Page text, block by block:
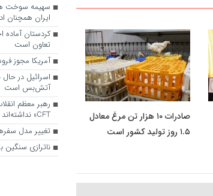
صادرات ۱۰ هزار تن مرغ معادل
۱.۵ روز تولید کشور است
سهیمه سوخت
ایران همچنان
کردستان
تعاون است
آمریکا مجوز
اسرائیل در
آتش‌بس است
رهبر معظم
CFT» نداشته‌اند
تغییر مدل
ناترازی سنگین